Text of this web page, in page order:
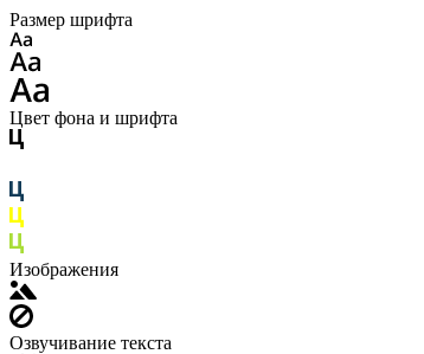
Размер шрифта
Цвет фона и шрифта
Изображения
Озвучивание текста